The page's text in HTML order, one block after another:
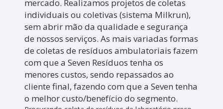
mercado. Realizamos projetos de coletas
individuais ou coletivas (sistema Milkrun),
sem abrir mão da qualidade e segurança
de nossos serviços. As mais variadas formas
de coletas de resíduos ambulatoriais fazem
com que a Seven Resíduos tenha os
menores custos, sendo repassados ao
cliente final, fazendo com que a Seven tenha
o melhor custo/benefício do segmento.